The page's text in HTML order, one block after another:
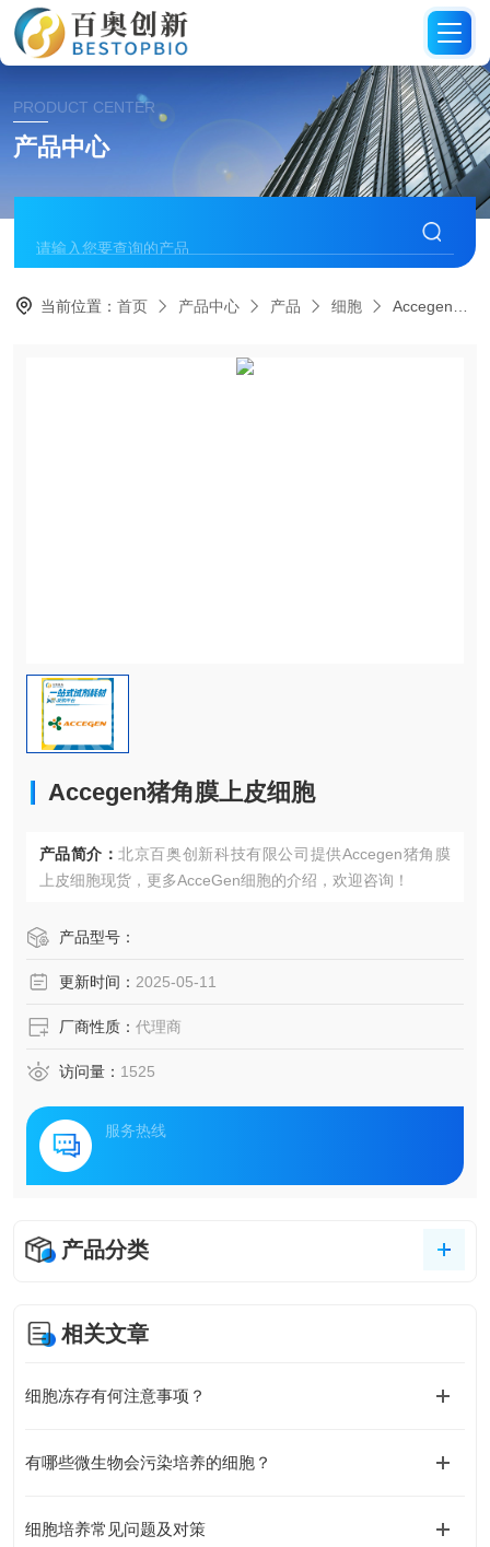
PRODUCT CENTER
产品中心
当前位置：首页 产品中心 产品 细胞 Accegen猪角膜上皮细胞
Accegen猪角膜上皮细胞
产品简介： 北京百奥创新科技有限公司提供Accegen猪角膜
上皮细胞现货，更多AcceGen细胞的介绍，欢迎咨询！
产品型号：
更新时间： 2025-05-11
厂商性质： 代理商
访问量： 1525
服务热线
产品分类
相关文章
细胞冻存有何注意事项？
有哪些微生物会污染培养的细胞？
细胞培养常见问题及对策